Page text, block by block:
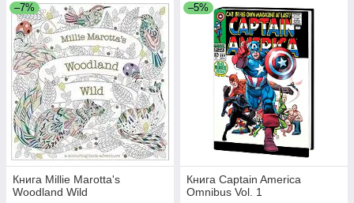
–7%
Книга Millie Marotta's
Woodland Wild
–5%
Книга Captain America
Omnibus Vol. 1